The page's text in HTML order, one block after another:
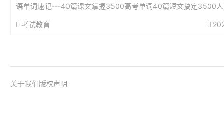
语单词速记---40篇课文掌握3500高考单词40篇短文搞定3500人
考试教育
关于我们版权声明